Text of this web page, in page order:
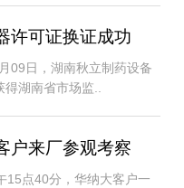
许可证换证成功
09日，湖南秋立制药设备
得湖南省市场监..
户来厂参观考察
15点40分，华纳大客户一